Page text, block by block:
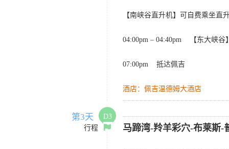
【南峡谷直升机】可自费乘坐直
04:00pm – 04:40pm 【东大峡谷
07:00pm 抵达佩吉
酒店：佩吉温德姆大酒店
第3天
D3
行程
马蹄湾-羚羊彩穴-布莱斯-